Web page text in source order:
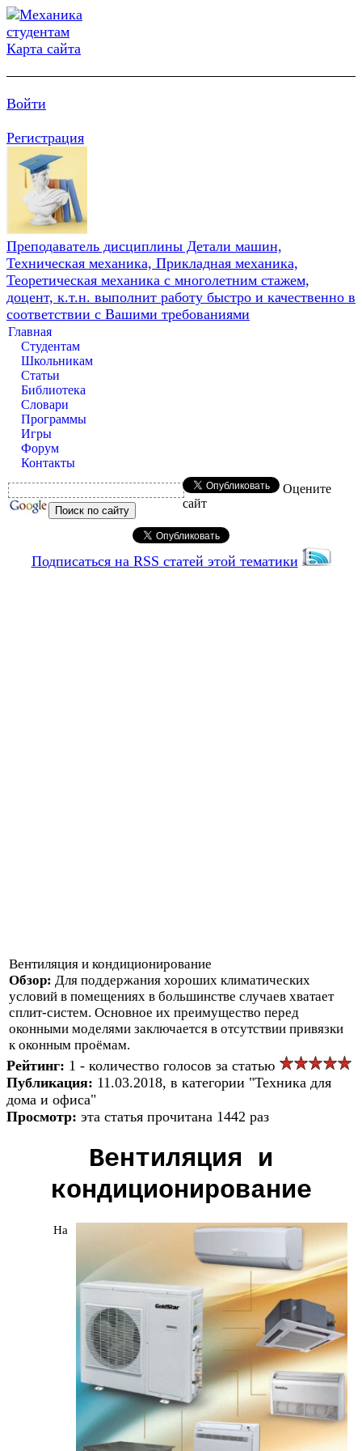
Карта сайта
Войти
Регистрация
Преподаватель дисциплины Детали машин,
Техническая механика, Прикладная механика,
Теоретическая механика с многолетним стажем,
доцент, к.т.н. выполнит работу быстро и качественно в
соответствии с Вашими требованиями
Главная
Студентам
Школьникам
Статьи
Библиотека
Словари
Программы
Игры
Форум
Контакты
Оцените
сайт
Подписаться на RSS статей этой тематики
Вентиляция и кондиционирование
Обзор: Для поддержания хороших климатических
условий в помещениях в большинстве случаев хватает
сплит-систем. Основное их преимущество перед
оконными моделями заключается в отсутствии привязки
к оконным проёмам.
Рейтинг: 1 - количество голосов за статью
Публикация: 11.03.2018, в категории "Техника для
дома и офиса"
Просмотр: эта статья прочитана 1442 раз
Вентиляция и
кондиционирование
На